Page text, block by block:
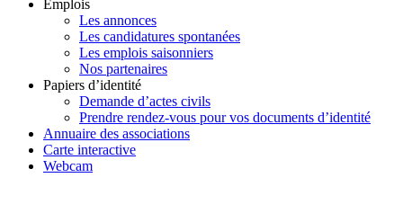
Emplois
Les annonces
Les candidatures spontanées
Les emplois saisonniers
Nos partenaires
Papiers d’identité
Demande d’actes civils
Prendre rendez-vous pour vos documents d’identité
Annuaire des associations
Carte interactive
Webcam